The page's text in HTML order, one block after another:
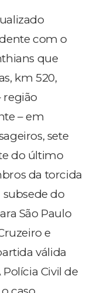
com o
que
km 520,
região
– em
sete
do último
da torcida
subsede do
São Paulo
e
válida
Civil de